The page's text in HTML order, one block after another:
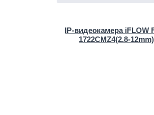
IP‑видеокамера iFLOW
1722CMZ4(2.8-12mm)